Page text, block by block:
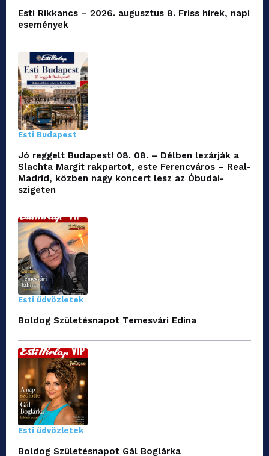
Esti Rikkancs – 2026. augusztus 8. Friss hírek, napi
események
Esti Budapest
Jó reggelt Budapest! 08. 08. – Délben lezárják a
Slachta Margit rakpartot, este Ferencváros – Real-
Madrid, közben nagy koncert lesz az Óbudai-
szigeten
Esti üdvözletek
Boldog Születésnapot Temesvári Edina
Esti üdvözletek
Boldog Születésnapot Gál Boglárka